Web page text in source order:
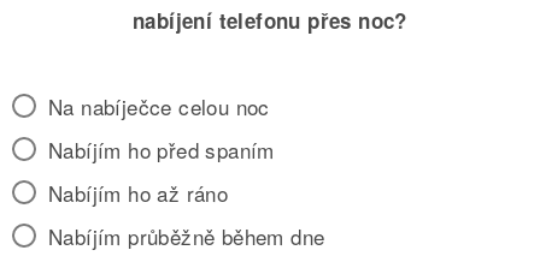
nabíjení telefonu přes noc?
Na nabíječce celou noc
Nabíjím ho před spaním
Nabíjím ho až ráno
Nabíjím průběžně během dne